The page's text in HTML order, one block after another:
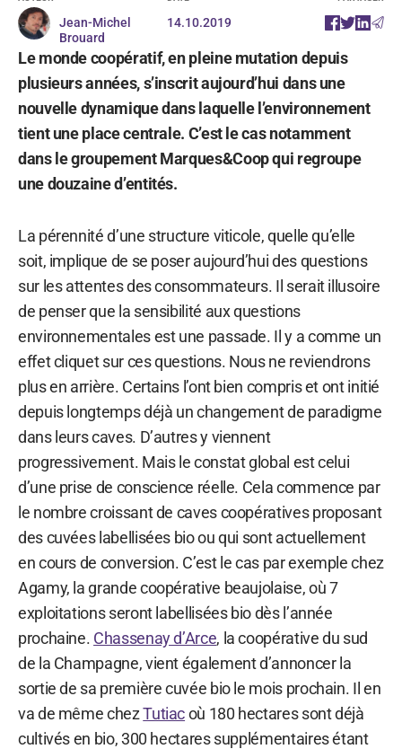
Jean-Michel
Brouard
14.10.2019
Le monde coopératif, en pleine mutation depuis
plusieurs années, s’inscrit aujourd’hui dans une
nouvelle dynamique dans laquelle l’environnement
tient une place centrale. C’est le cas notamment
dans le groupement Marques&Coop qui regroupe
une douzaine d’entités.
La pérennité d’une structure viticole, quelle qu’elle
soit, implique de se poser aujourd’hui des questions
sur les attentes des consommateurs. Il serait illusoire
de penser que la sensibilité aux questions
environnementales est une passade. Il y a comme un
effet cliquet sur ces questions. Nous ne reviendrons
plus en arrière. Certains l’ont bien compris et ont initié
depuis longtemps déjà un changement de paradigme
dans leurs caves. D’autres y viennent
progressivement. Mais le constat global est celui
d’une prise de conscience réelle. Cela commence par
le nombre croissant de caves coopératives proposant
des cuvées labellisées bio ou qui sont actuellement
en cours de conversion. C’est le cas par exemple chez
Agamy, la grande coopérative beaujolaise, où 7
exploitations seront labellisées bio dès l’année
prochaine. Chassenay d’Arce, la coopérative du sud
de la Champagne, vient également d’annoncer la
sortie de sa première cuvée bio le mois prochain. Il en
va de même chezTutiacoù 180 hectares sont déjà
cultivés en bio, 300 hectares supplémentaires étant